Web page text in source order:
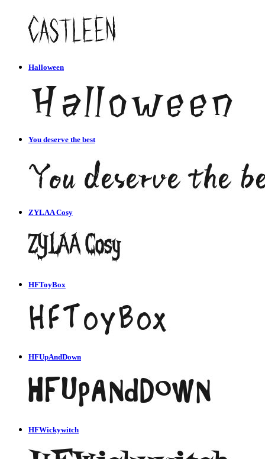
Halloween
You deserve the best
ZYLAA Cosy
HFToyBox
HFUpAndDown
HFWickywitch